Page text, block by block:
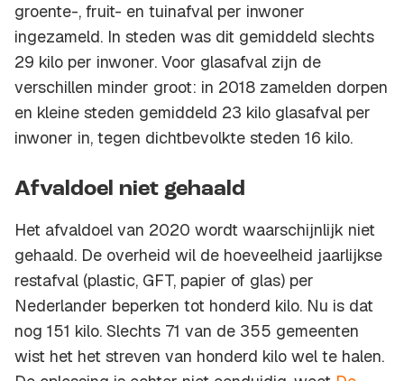
groente-, fruit- en tuinafval per inwoner
ingezameld. In steden was dit gemiddeld slechts
29 kilo per inwoner. Voor glasafval zijn de
verschillen minder groot: in 2018 zamelden dorpen
en kleine steden gemiddeld 23 kilo glasafval per
inwoner in, tegen dichtbevolkte steden 16 kilo.
Afvaldoel niet gehaald
Het afvaldoel van 2020 wordt waarschijnlijk niet
gehaald. De overheid wil de hoeveelheid jaarlijkse
restafval (plastic, GFT, papier of glas) per
Nederlander beperken tot honderd kilo. Nu is dat
nog 151 kilo. Slechts 71 van de 355 gemeenten
wist het het streven van honderd kilo wel te halen.